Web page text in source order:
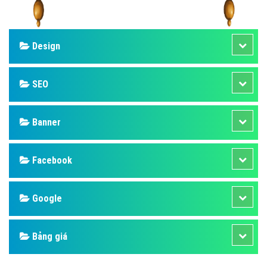
Design
SEO
Banner
Facebook
Google
Bảng giá